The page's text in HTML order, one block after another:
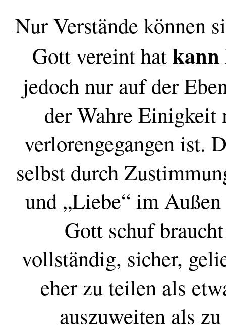
Nur Verstände können
Gott vereint hat kann
jedoch nur auf der
der Wahre
verlorengegangen ist.
selbst durch
und „Liebe“ im
Gott schuf
vollständig, sicher,
eher zu teilen als
auszuweiten als